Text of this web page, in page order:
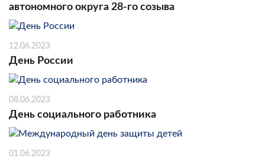
автономного округа 28-го созыва
12.06.2023
День России
08.06.2023
День социального работника
01.06.2023